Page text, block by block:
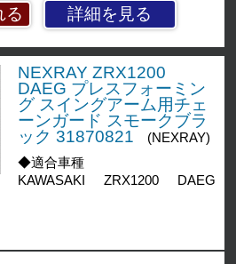
詳細を見る
NEXRAY ZRX1200
DAEG プレスフォーミン
グ スイングアーム用チェ
ーンガード スモークブラ
ック 31870821
(NEXRAY)
◆適合車種
KAWASAKI ZRX1200 DAEG